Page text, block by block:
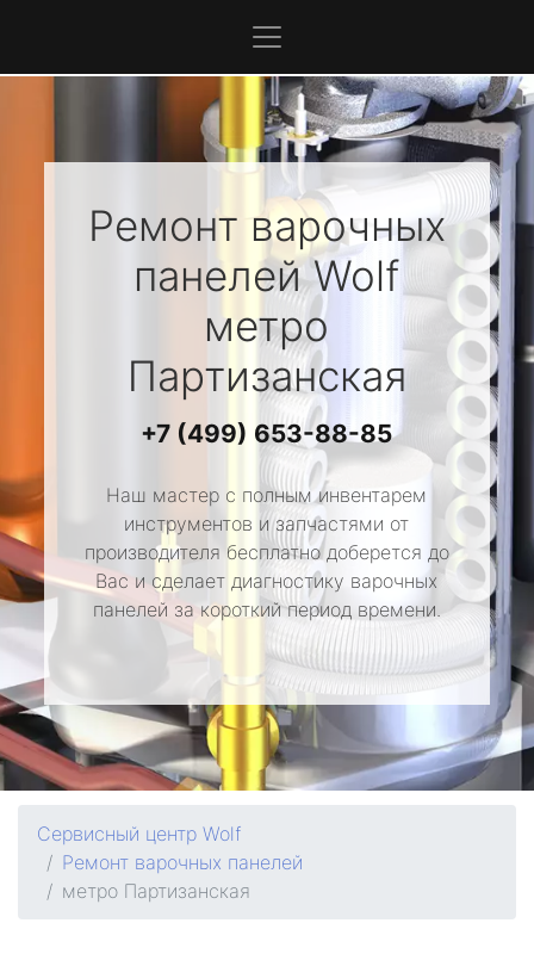
Ремонт варочных
панелейWolf
метро
Партизанская
+7 (499) 653-88-85
Наш мастер с полным инвентарем
инструментов и запчастями от
производителя бесплатно доберется до
Вас и сделает диагностику варочных
панелей за короткий период времени.
Сервисный центр Wolf
Ремонт варочных панелей
метро Партизанская